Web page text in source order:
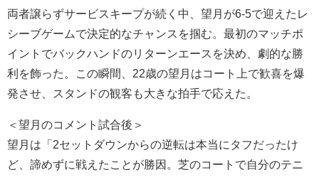
両者譲らずサービスキープが続く中、望月が6-5で迎えたレ
シーブゲームで決定的なチャンスを掴む。最初のマッチポ
イントでバックハンドのリターンエースを決め、劇的な勝
利を飾った。この瞬間、22歳の望月はコート上で歓喜を爆
発させ、スタンドの観客も大きな拍手で応えた。
＜望月のコメント試合後＞
望月は「2セットダウンからの逆転は本当にタフだったけ
ど、諦めずに戦えたことが勝因。芝のコートで自分のテニ